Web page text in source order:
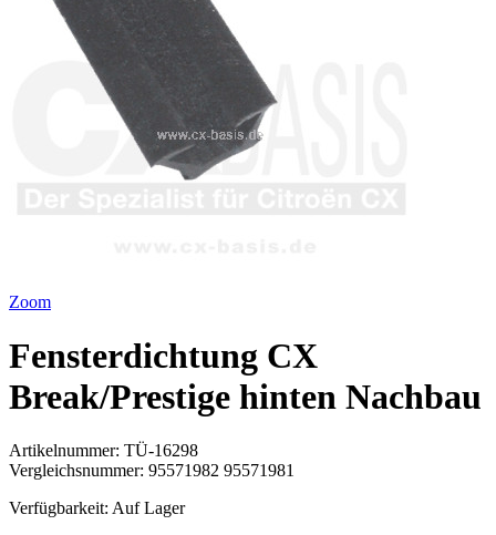
Zoom
Fensterdichtung CX
Break/Prestige hinten Nachbau
Artikelnummer: TÜ-16298
Vergleichsnummer: 95571982 95571981
Verfügbarkeit: Auf Lager